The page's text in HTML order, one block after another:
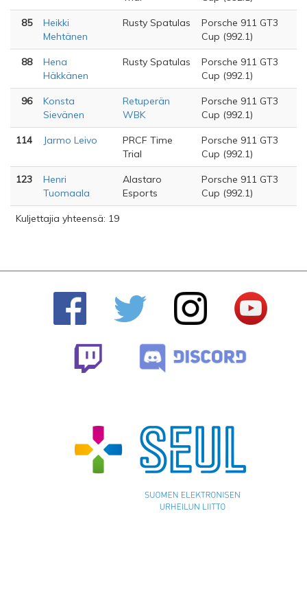
85
Heikki
Mehtänen
Rusty Spatulas
Porsche 911 GT3
Cup (992.1)
88
Hena
Häkkänen
Rusty Spatulas
Porsche 911 GT3
Cup (992.1)
96
Konsta
Sievänen
Retuperän
WBK
Porsche 911 GT3
Cup (992.1)
114 Jarmo Leivo
PRCF Time
Trial
Porsche 911 GT3
Cup (992.1)
123
Henri
Tuomaala
Alastaro
Esports
Porsche 911 GT3
Cup (992.1)
Kuljettajia yhteensä: 19